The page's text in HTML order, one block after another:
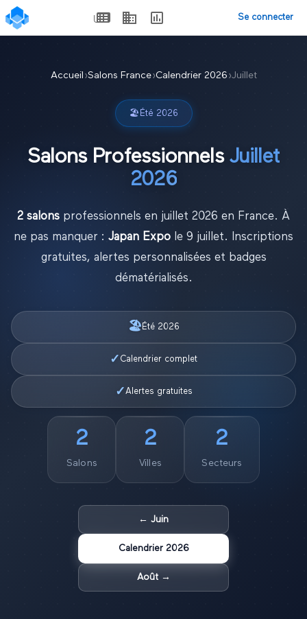
Se connecter
Accueil ›Salons France›Calendrier 2026 ›Juillet
🏖️ Été 2026
Salons Professionnels Juillet
2026
2 salons professionnel s en juillet 2026 en France. À
ne pas manquer : Japan Expo le 9 juillet.
Inscriptions
gratuites, alertes personnalisées et badges
dématérialisés.
🏖️ Été 2026
✓ Calendrier complet
✓Alertes gratuites
2
Salons
2
Villes
2
Secteurs
← Juin
Calendrier 2026
Août→